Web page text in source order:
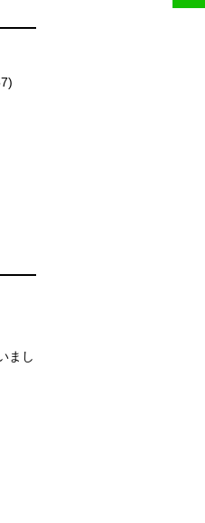
まし
に従って準備してくだ
て緊急時やガイドの指
スイムで近づくことが
きなかった場合でも返
に自信のない方、また
スキンダイビングの経
ては当日ご申告いただ